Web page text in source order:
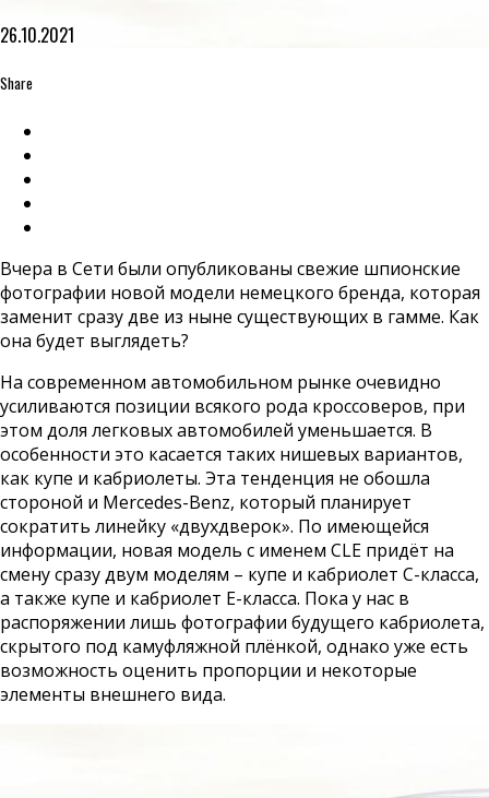
26.10.2021
Share
Вчера в Сети были опубликованы свежие шпионские
фотографии новой модели немецкого бренда, которая
заменит сразу две из ныне существующих в гамме. Как
она будет выглядеть?
На современном автомобильном рынке очевидно
усиливаются позиции всякого рода кроссоверов, при
этом доля легковых автомобилей уменьшается. В
особенности это касается таких нишевых вариантов,
как купе и кабриолеты. Эта тенденция не обошла
стороной и Mercedes-Benz, который планирует
сократить линейку «двухдверок». По имеющейся
информации, новая модель с именем CLE придёт на
смену сразу двум моделям – купе и кабриолет С-класса,
а также купе и кабриолет Е-класса. Пока у нас в
распоряжении лишь фотографии будущего кабриолета,
скрытого под камуфляжной плёнкой, однако уже есть
возможность оценить пропорции и некоторые
элементы внешнего вида.